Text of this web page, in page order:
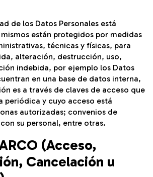
de los Datos Personales está
están protegidos por medidas
técnicas y físicas, para
alteración, destrucción, uso,
indebida, por ejemplo los Datos
en una base de datos interna,
es a través de claves de acceso que
periódica y cuyo acceso está
autorizadas; convenios de
su personal, entre otras.
(Acceso,
Cancelación u